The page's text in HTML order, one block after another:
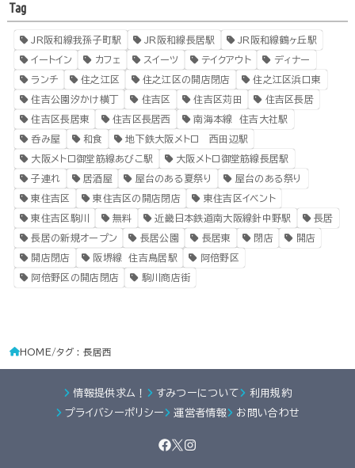
Tag
JR阪和線我孫子町駅 JR阪和線長居駅 JR阪和線鶴ヶ丘駅
イートイン カフェ スイーツ テイクアウト ディナー
ランチ 住之江区 住之江区の開店閉店 住之江区浜口東
住吉公園汐かけ横丁 住吉区 住吉区苅田 住吉区長居
住吉区長居東 住吉区長居西 南海本線 住吉大社駅
呑み屋 和食 地下鉄大阪メトロ 西田辺駅
大阪メトロ御堂筋線あびこ駅 大阪メトロ御堂筋線長居駅
子連れ 居酒屋 屋台のある夏祭り 屋台のある祭り
東住吉区 東住吉区の開店閉店 東住吉区イベント
東住吉区駒川 無料 近畿日本鉄道南大阪線針中野駅 長居
長居の新規オープン 長居公園 長居東 閉店 開店
開店閉店 阪堺線 住吉鳥居駅 阿倍野区
阿倍野区の開店閉店 駒川商店街
HOME タグ : 長居西
情報提供求ム！ すみつーについて
利用規約
プライバシーポリシー
運営者情報 お問い合わせ